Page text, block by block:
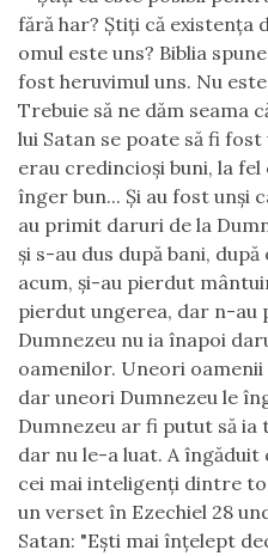
fără har? Ştiţi că existenţa
omul este uns? Biblia
fost heruvimul uns. Nu
Trebuie să ne dăm seama
lui Satan se poate să fi
erau credincioşi buni, la
înger bun... Şi au fost unşi
au primit daruri de la
şi s-au dus după bani,
acum, şi-au pierdut
pierdut ungerea, dar n-au
Dumnezeu nu ia înapoi
oamenilor. Uneori
dar uneori Dumnezeu le
Dumnezeu ar fi putut să
dar nu le-a luat. A îngăduit
cei mai inteligenţi dintre
un verset în Ezechiel 28
Satan: "Eşti mai înţelept